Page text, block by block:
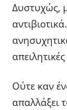
Δυστυχώς,
Ούτε καν
απαλλάξει